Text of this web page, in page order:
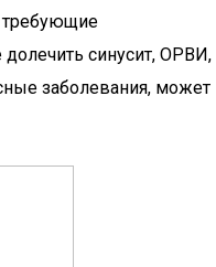
требующие
синусит, ОРВИ,
заболевания, может